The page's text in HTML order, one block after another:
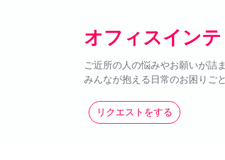
オフィスイン
ご近所の人の悩みやお願いが詰
みんなが抱える日常のお困りご
リクエストをする